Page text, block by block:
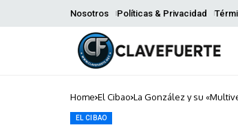
Nosotros Políticas & Privacidad
Home El Cibao La González y su
EL CIBAO